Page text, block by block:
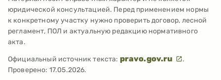
юридической консультацией. Перед применением нормы
к конкретному участку нужно проверить договор, лесной
регламент, ПОЛ и актуальную редакцию нормативного
акта.
Официальный источник текста: pravo.gov.ru
.
Проверено: 17.05.2026.